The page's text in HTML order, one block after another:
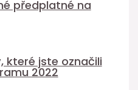
předplatné na
které jste označili
2022